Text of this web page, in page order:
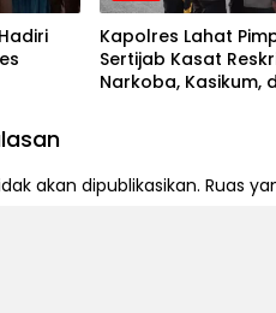
Kapolres Lahat
Sertijab Kasat
Narkoba, Kasikum,
akan dipublikasikan. Ruas